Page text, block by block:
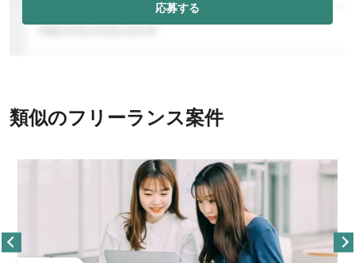
応募する
類似のフリーランス案件